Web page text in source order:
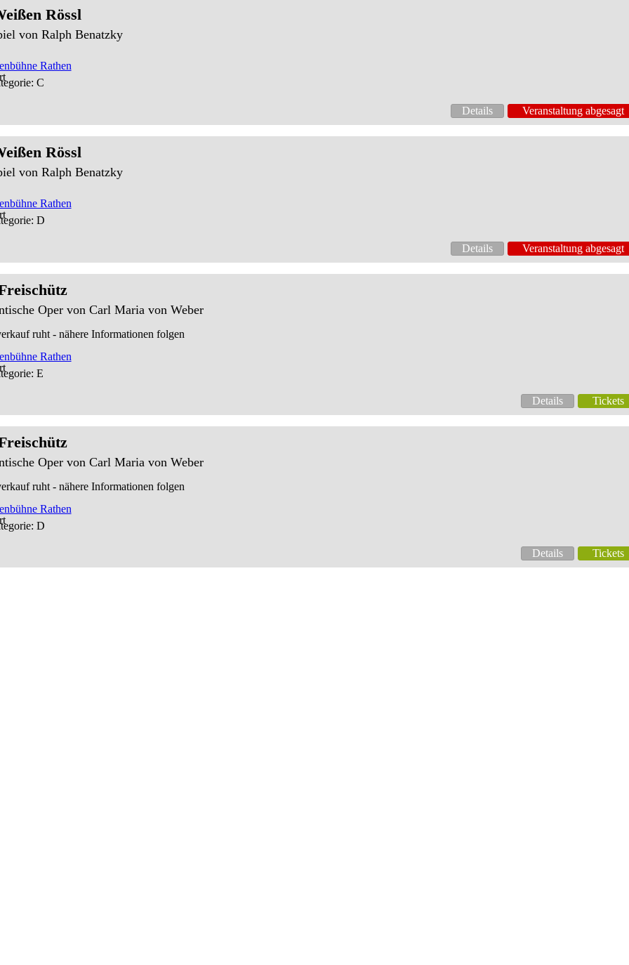
Rössl
von Ralph Benatzky
Rathen
C
Details Veranstaltung abgesagt
Rössl
von Ralph Benatzky
Rathen
D
Details Veranstaltung abgesagt
Oper von Carl Maria von Weber
ruht - nähere Informationen folgen
Rathen
E
Details Tickets
Oper von Carl Maria von Weber
ruht - nähere Informationen folgen
Rathen
D
Details Tickets